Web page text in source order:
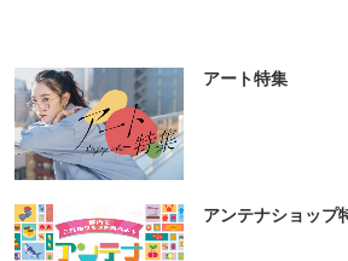
アート特集
アンテナショップ